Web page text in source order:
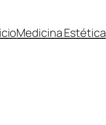
Medicina Estética